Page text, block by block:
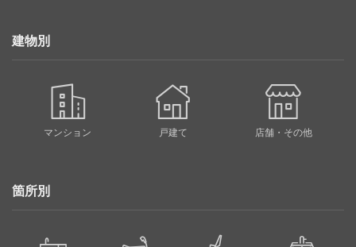
建物別
マンション 戸建て 店舗・その他
箇所別